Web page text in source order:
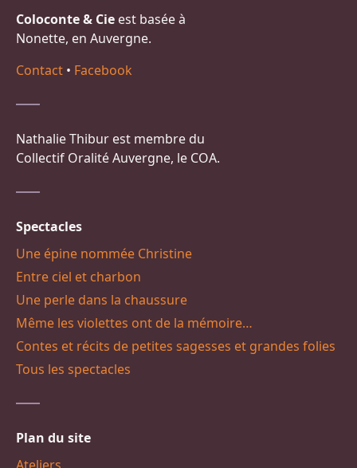
Coloconte & Cie est basée à
Nonette, en Auvergne.
Contact • Facebook
Nathalie Thibur est membre du
Collectif Oralité Auvergne, le COA.
Spectacles
Une épine nommée Christine
Entre ciel et charbon
Une perle dans la chaussure
Même les violettes ont de la mémoire…
Contes et récits de petites sagesses et grandes folies
Tous les spectacles
Plan du site